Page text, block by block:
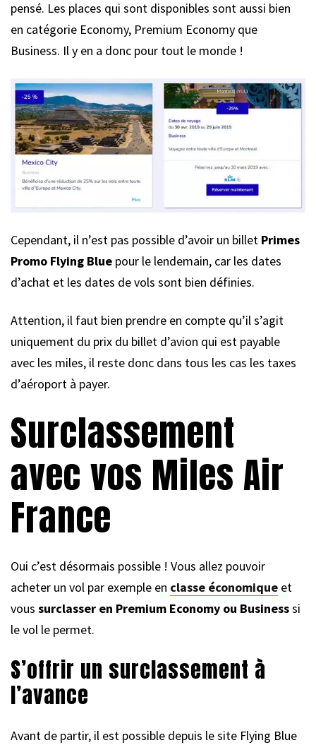
pensé. Les places qui sont disponibles sont aussi bien
en catégorie Economy, Premium Economy que
Business. Il y en a donc pour tout le monde !
Cependant, il n’est pas possible d’avoir un billet Primes
Promo Flying Blue pour le lendemain, car les dates
d’achat et les dates de vols sont bien définies.
Attention, il faut bien prendre en compte qu’il s’agit
uniquement du prix du billet d’avion qui est payable
avec les miles, il reste donc dans tous les cas les taxes
d’aéroport à payer.
Surclassement
avec vos Miles Air
France
Oui c’est désormais possible ! Vous allez pouvoir
acheter un vol par exemple en classe économique et
vous surclasser en Premium Economy ou Businesssi
le vol le permet.
S’offrir un surclassement à
l’avance
Avant de partir, il est possible depuis le site Flying Blue